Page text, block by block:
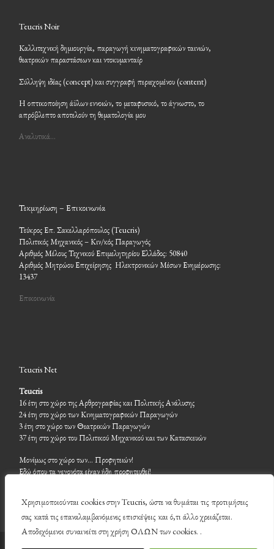
Χρησιμοποιούνται cookies στην Teucris, ώστε να θυμάται τις προτιμήσεις
σας κατά τις επαναλαμβανόμενες επισκέψεις και ό,τι άλλο χρειάζεται.
Αποδεχόμενοι συναινείτε στη χρήση ΟΛΩΝ των cookies. .
Teucris Noir
Καλλιτεχνική δημιουργία, παραγωγή κινηματογραφικών ταινιών,
θεατρικών παραστάσεων και ντοκυμανταίρ
Σύλληψη ιδέας (concept) και συγγραφή περιεχομένου (content)
Η οπτικοποίηση άϋλων εννοιών, το μεταφυσικό, το άγνωστο, το
απρόβλεπτο αποτελούν τη θεματολογία μου
Αναλυτικά…
Τεκμηρίωση – Επικοινωνία
Τεύκρος Επ. Σακελλαρόπουλος (Teucris)
Πολιτικός Μηχανικός – Κιν/κός Παραγωγός
Αριθμός Μέλους Τεχνικού Επιμελητηρίου Ελλάδος: 50840
Αριθμός Μητρώου Επιχείρησης Ηλεκτρονικών Μέσων Ενημέρωσης:
13437
Επικοινωνία
Teucris Net
Teucris
16 έτη στο χώρο της Αρθρογραφίας και Πολιτικής Ανάλυσης
24 έτη στο χώρο των Κινηματογραφικών Παραγωγών
3 έτη στο χώρο των Θεατρικών Παραγωγών
37 έτη στο χώρο του Πολιτικού Μηχανικού και των Κατασκευών
Μονίμως στο χώρο των… Προφητειών!
Εδώ όπου τα γεγονότα είχαν ήδη προφητευθεί!